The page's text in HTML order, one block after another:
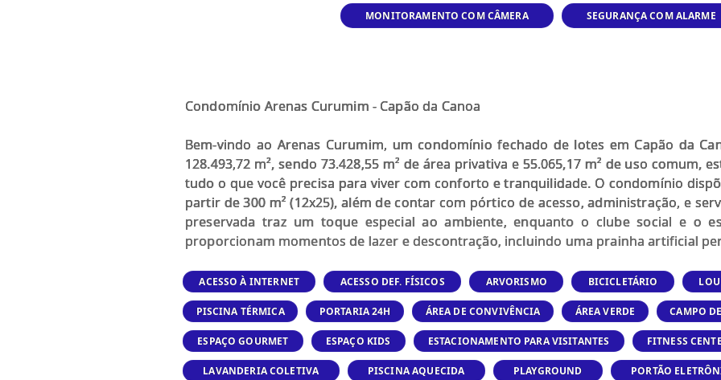
MONITORAMENTO COM CÂMERA SEGURANÇA COM ALARME
Condomínio Arenas Curumim - Capão da Canoa
Bem-vindo ao Arenas Curumim, um condomínio fechado de lotes em Capão da
128.493,72 m², sendo 73.428,55 m² de área privativa e 55.065,17 m² de uso comum,
tudo o que você precisa para viver com conforto e tranquilidade. O condomínio
partir de 300 m² (12x25), além de contar com pórtico de acesso, administração, e
preservada traz um toque especial ao ambiente, enquanto o clube social e o
proporcionam momentos de lazer e descontração, incluindo uma prainha artificial
ACESSO À INTERNET ACESSO DEF. FÍSICOS ARVORISMO BICICLETÁRIO
PISCINA TÉRMICA PORTARIA 24H ÁREA DE CONVIVÊNCIA ÁREA VERDE CAMPO
ESPAÇO GOURMET ESPAÇO KIDS ESTACIONAMENTO PARA VISITANTES FITNESS
LAVANDERIA COLETIVA PISCINA AQUECIDA PLAYGROUND PORTÃO